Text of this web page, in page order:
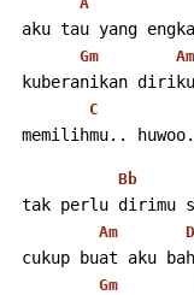
aku tau yang
Gm Am
kuberanikan
C
memilihmu..
Bb
tak perlu dirimu
Am
cukup buat aku
Gm